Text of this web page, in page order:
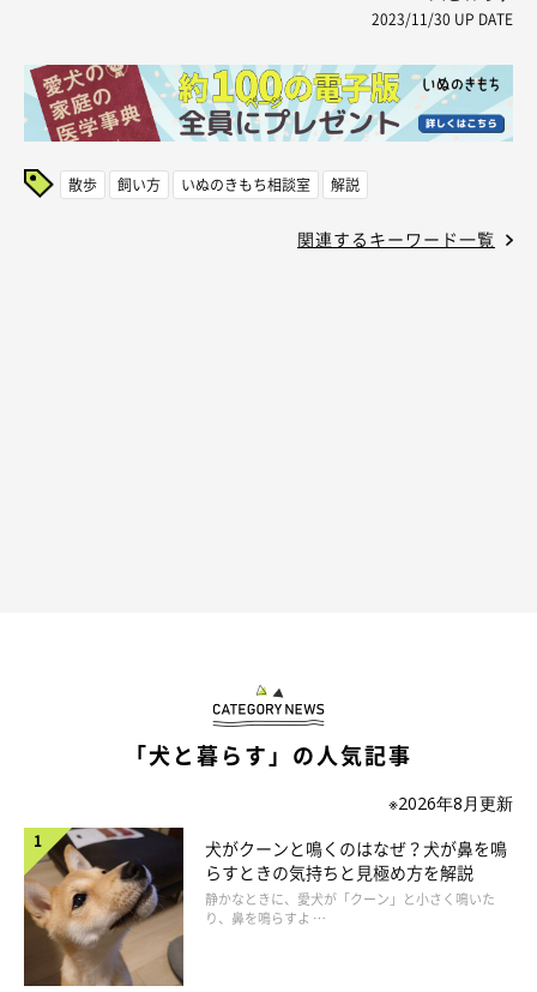
2023/11/30 UP DATE
散歩 飼い方 いぬのきもち相談室 解説
関連するキーワード一覧
「犬と暮らす」の人気記事
※2026年8月更新
犬がクーンと鳴くのはなぜ？犬が鼻を鳴
らすときの気持ちと見極め方を解説
静かなときに、愛犬が「クーン」と小さく鳴いた
り、鼻を鳴らすよ …